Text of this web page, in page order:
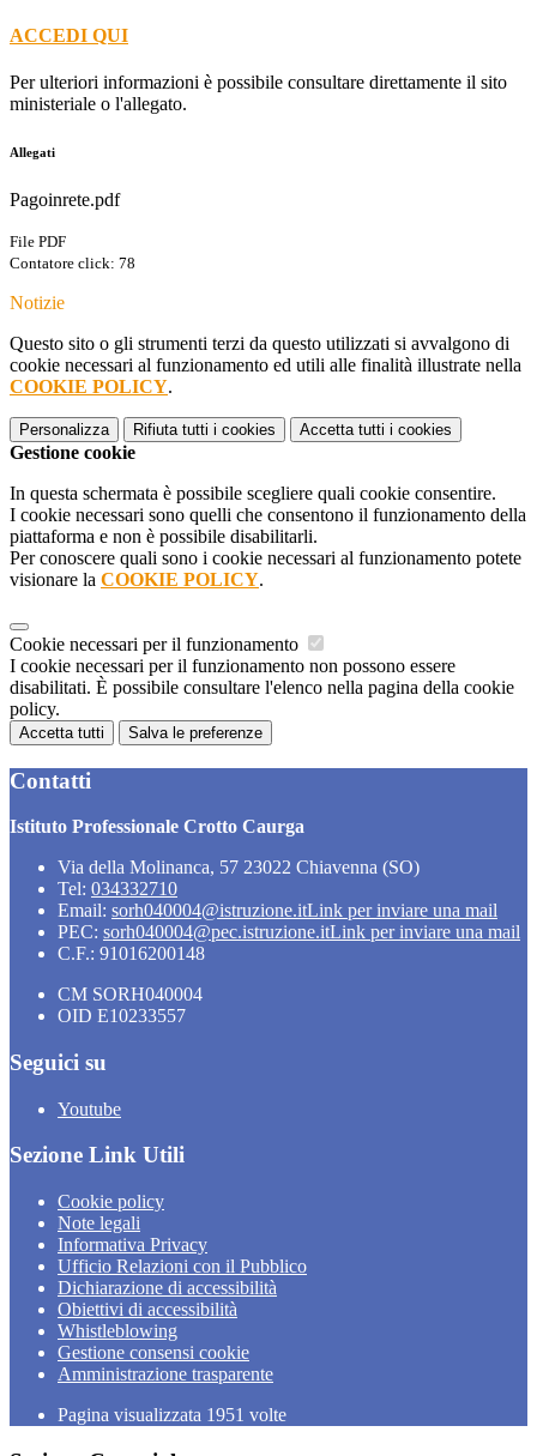
ACCEDI QUI
Per ulteriori informazioni è possibile consultare direttamente il sito
ministeriale o l'allegato.
Allegati
Pagoinrete.pdf
File PDF
Contatore click: 78
Notizie
Questo sito o gli strumenti terzi da questo utilizzati si avvalgono di
cookie necessari al funzionamento ed utili alle finalità illustrate nella
COOKIE POLICY.
Personalizza Rifiuta tutti i cookies Accetta tutti i cookies
Gestione cookie
In questa schermata è possibile scegliere quali cookie consentire.
I cookie necessari sono quelli che consentono il funzionamento della
piattaforma e non è possibile disabilitarli.
Per conoscere quali sono i cookie necessari al funzionamento potete
visionare la COOKIE POLICY.
Cookie necessari per il funzionamento
I cookie necessari per il funzionamento non possono essere
disabilitati. È possibile consultare l'elenco nella pagina della cookie
policy.
Accetta tutti Salva le preferenze
Contatti
Istituto Professionale Crotto Caurga
Via della Molinanca, 57 23022 Chiavenna (SO)
Tel: 034332710
Email: sorh040004@istruzione.itLink per inviare una mail
PEC: sorh040004@pec.istruzione.itLink per inviare una mail
C.F.: 91016200148
CM SORH040004
OID E10233557
Seguici su
Youtube
Sezione Link Utili
Cookie policy
Note legali
Informativa Privacy
Ufficio Relazioni con il Pubblico
Dichiarazione di accessibilità
Obiettivi di accessibilità
Whistleblowing
Gestione consensi cookie
Amministrazione trasparente
Pagina visualizzata 1951 volte